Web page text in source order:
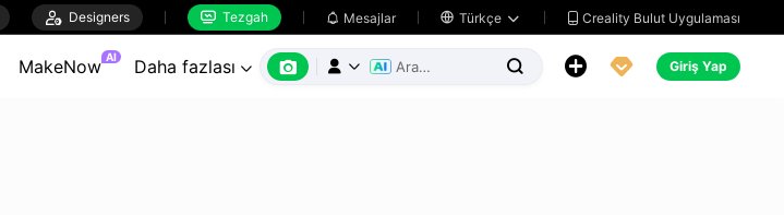
 Designers  Tezgah  Mesajlar  Türkçe   Creality Bulut Uygulaması
MakeNow AI Daha fazlası        Giriş Yap